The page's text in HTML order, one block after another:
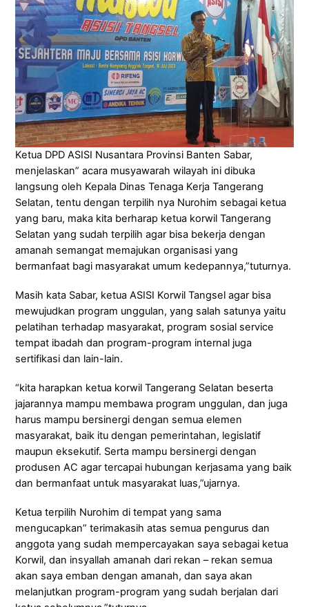
Ketua DPD ASISI Nusantara Provinsi Banten Sabar,
menjelaskan” acara musyawarah wilayah ini dibuka
langsung oleh Kepala Dinas Tenaga Kerja Tangerang
Selatan, tentu dengan terpilih nya Nurohim sebagai ketua
yang baru, maka kita berharap ketua korwil Tangerang
Selatan yang sudah terpilih agar bisa bekerja dengan
amanah semangat memajukan organisasi yang
bermanfaat bagi masyarakat umum kedepannya,”tuturnya.
Masih kata Sabar, ketua ASISI Korwil Tangsel agar bisa
mewujudkan program unggulan, yang salah satunya yaitu
pelatihan terhadap masyarakat, program sosial service
tempat ibadah dan program-program internal juga
sertifikasi dan lain-lain.
“kita harapkan ketua korwil Tangerang Selatan beserta
jajarannya mampu membawa program unggulan, dan juga
harus mampu bersinergi dengan semua elemen
masyarakat, baik itu dengan pemerintahan, legislatif
maupun eksekutif. Serta mampu bersinergi dengan
produsen AC agar tercapai hubungan kerjasama yang baik
dan bermanfaat untuk masyarakat luas,”ujarnya.
Ketua terpilih Nurohim di tempat yang sama
mengucapkan” terimakasih atas semua pengurus dan
anggota yang sudah mempercayakan saya sebagai ketua
Korwil, dan insyallah amanah dari rekan – rekan semua
akan saya emban dengan amanah, dan saya akan
melanjutkan program-program yang sudah berjalan dari